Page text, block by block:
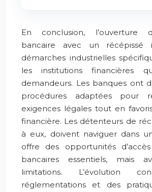
En conclusion, l’ouverture
bancaire avec un récépissé
démarches industrielles
les institutions financières
demandeurs. Les banques ont
procédures adaptées pour
exigences légales tout en
financière. Les détenteurs de
à eux, doivent naviguer dans
offre des opportunités
bancaires essentiels, mais
limitations. L’évolution
réglementations et des